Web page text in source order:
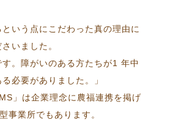
いう点にこだわった真の理由に
いました。
す。障がいのある方たちが1 年中
必要がありました。」
」は企業理念に農福連携を掲げ
事業所でもあります。